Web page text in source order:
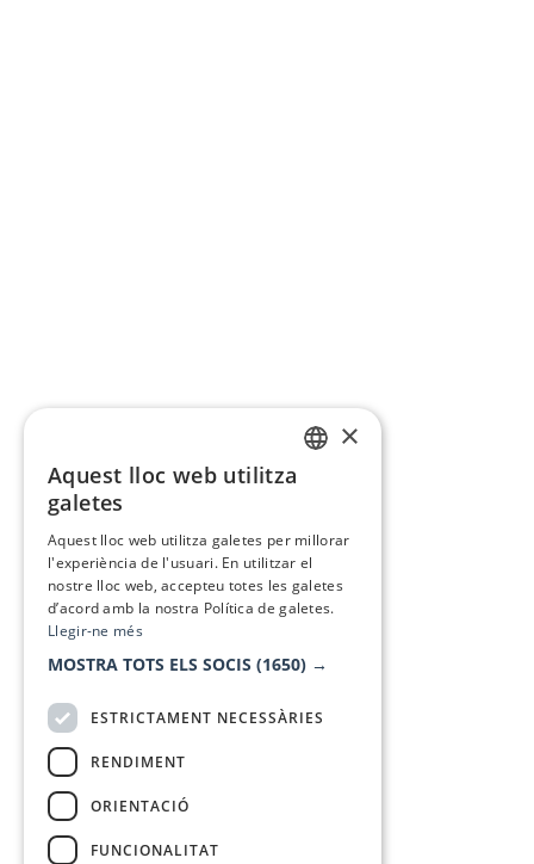
×
Aquest lloc web utilitza
galetes
Aquest lloc web utilitza galetes per millorar
l'experiència de l'usuari. En utilitzar el
nostre lloc web, accepteu totes les galetes
d’acord amb la nostra Política de galetes.
Llegir-ne més
MOSTRA TOTS ELS SOCIS (1650) →
ESTRICTAMENT NECESSÀRIES
RENDIMENT
ORIENTACIÓ
FUNCIONALITAT